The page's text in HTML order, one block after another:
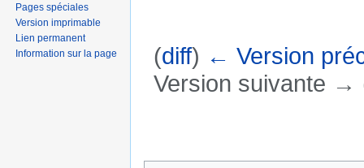
(diff) ← Version
Version suivante →
Pages spéciales
Version imprimable
Lien permanent
Information sur la page